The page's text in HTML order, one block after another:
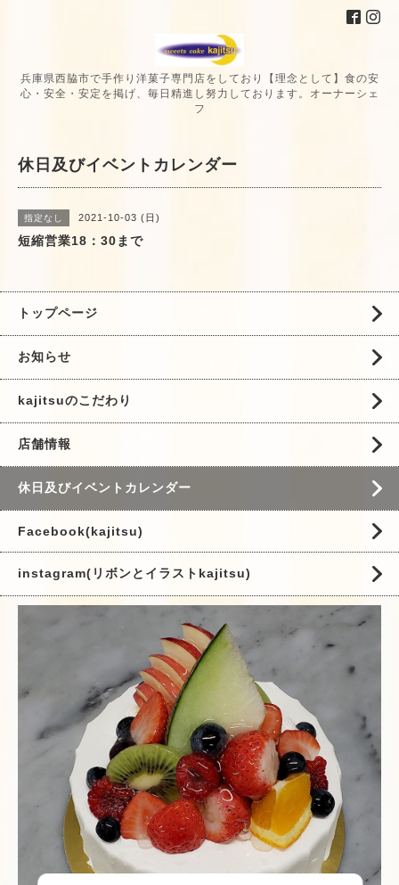
兵庫県西脇市で手作り洋菓子専門店をしており【理念として】食の安
心・安全・安定を掲げ、毎日精進し努力しております。オーナーシェ
フ
休日及びイベントカレンダー
指定なし 2021-10-03 (日)
短縮営業18：30まで
トップページ
お知らせ
kajitsuのこだわり
店舗情報
休日及びイベントカレンダー
Facebook(kajitsu)
instagram(リボンとイラストkajitsu)